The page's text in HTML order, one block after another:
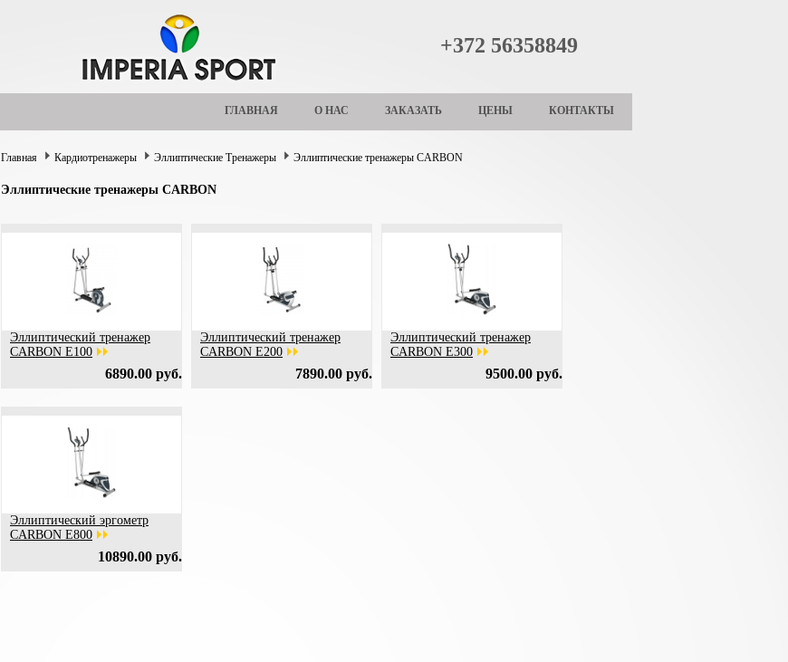
+372 56358849
ГЛАВНАЯ О НАС ЗАКАЗАТЬ ЦЕНЫ КОНТАКТЫ
Главная Кардиотренажеры Эллиптические Тренажеры Эллиптические тренажеры CARBON
Эллиптические тренажеры CARBON
Эллиптический тренажер
CARBON E100
6890.00 руб.
Эллиптический тренажер
CARBON E200
7890.00 руб.
Эллиптический тренажер
CARBON E300
9500.00 руб.
Эллиптический эргометр
CARBON E800
10890.00 руб.